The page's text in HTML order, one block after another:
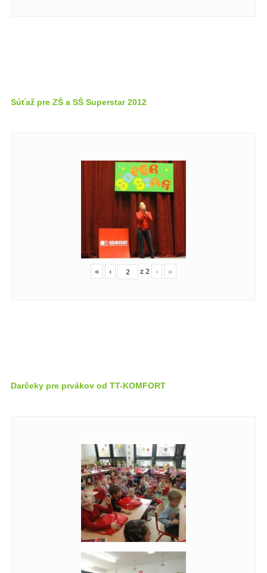
Súťaž pre ZŠ a SŠ Superstar 2012
« ‹ z2 › »
Darčeky pre prvákov od TT-KOMFORT